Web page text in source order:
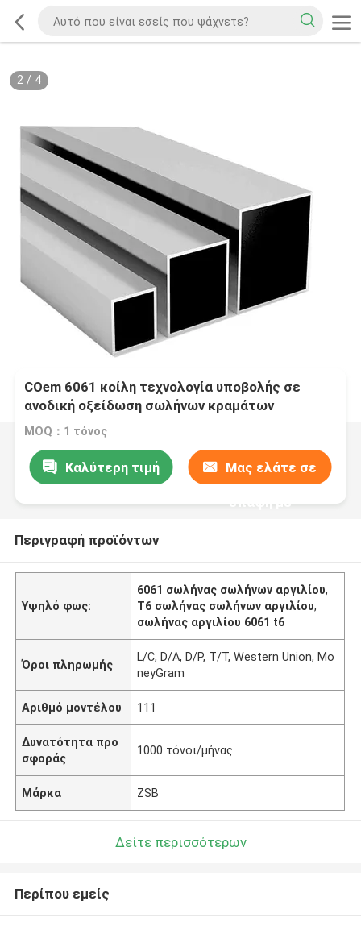
2/ 4
COem 6061 κοίλη τεχνολογία υποβολής σε
ανοδική οξείδωση σωλήνων κραμάτων
σωλήνων αργιλίου T6
MOQ：1 τόνος
Καλύτερη τιμή Μας ελάτε σε
επαφή με
Περιγραφή προϊόντων
Υψηλό φως:
6061 σωλήνας σωλήνων αργιλίου,
T6 σωλήνας σωλήνων αργιλίου,
σωλήνας αργιλίου 6061 t6
Όροι πληρωμής
L/C, D/A, D/P, T/T, Western Union, Mo
neyGram
Αριθμό μοντέλου 111
Δυνατότητα προ
σφοράς
1000 τόνοι/μήνας
Μάρκα ZSB
Δείτε περισσότερων
Περίπου εμείς